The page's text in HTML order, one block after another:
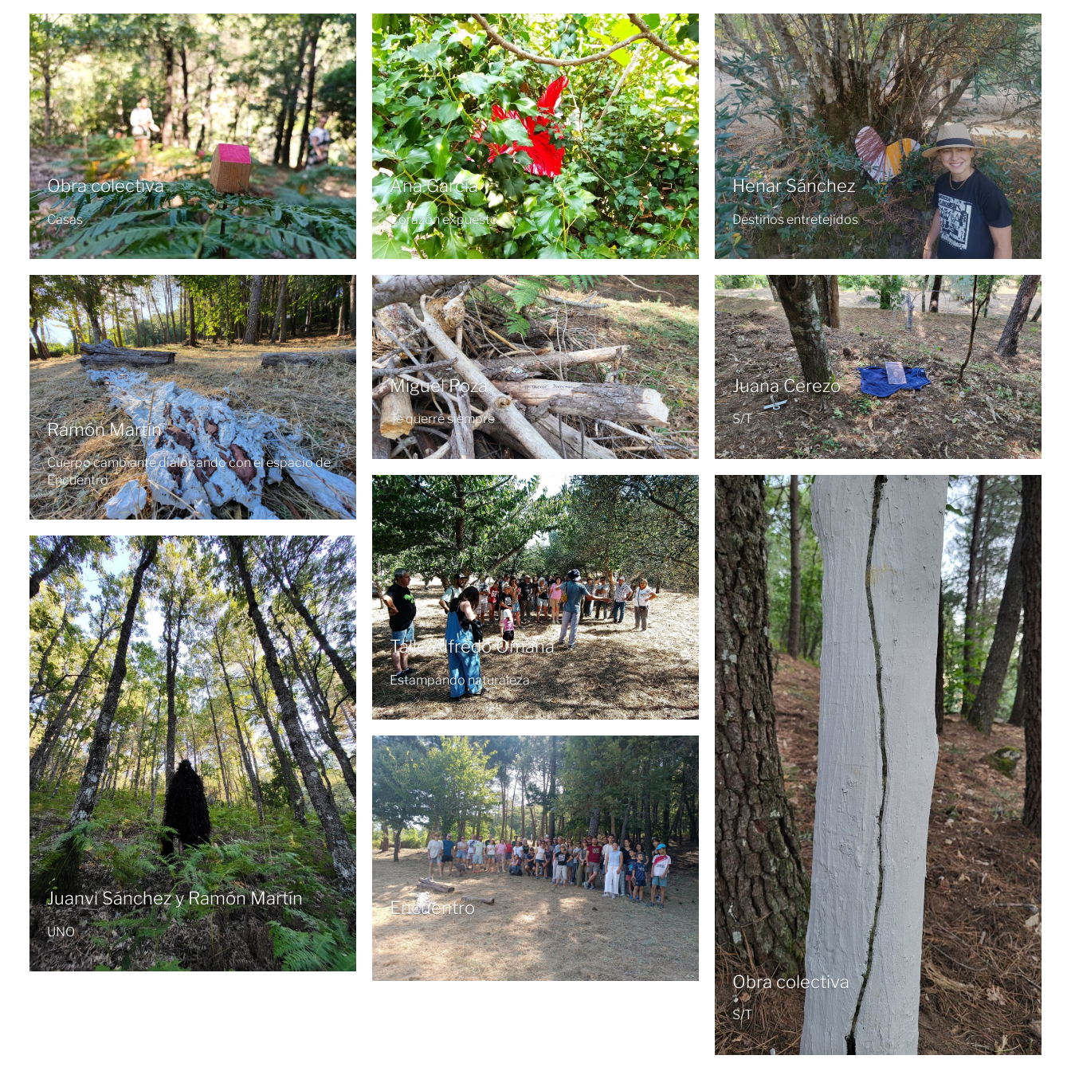
Obra colectiva
Casas
Ana García
Corazón expuesto
Henar Sánchez
Destinos entretejidos
Ramón Martín
Cuerpo cambiante dialogando con el espacio de
Encuentro
Miguel Poza
Te querré siempre
Juana Cerezo
S/T
Talle Alfredo Omaña
Estampando naturaleza
Obra colectiva
S/T
Juanvi Sánchez y Ramón Martín
UNO
Encuentro
.